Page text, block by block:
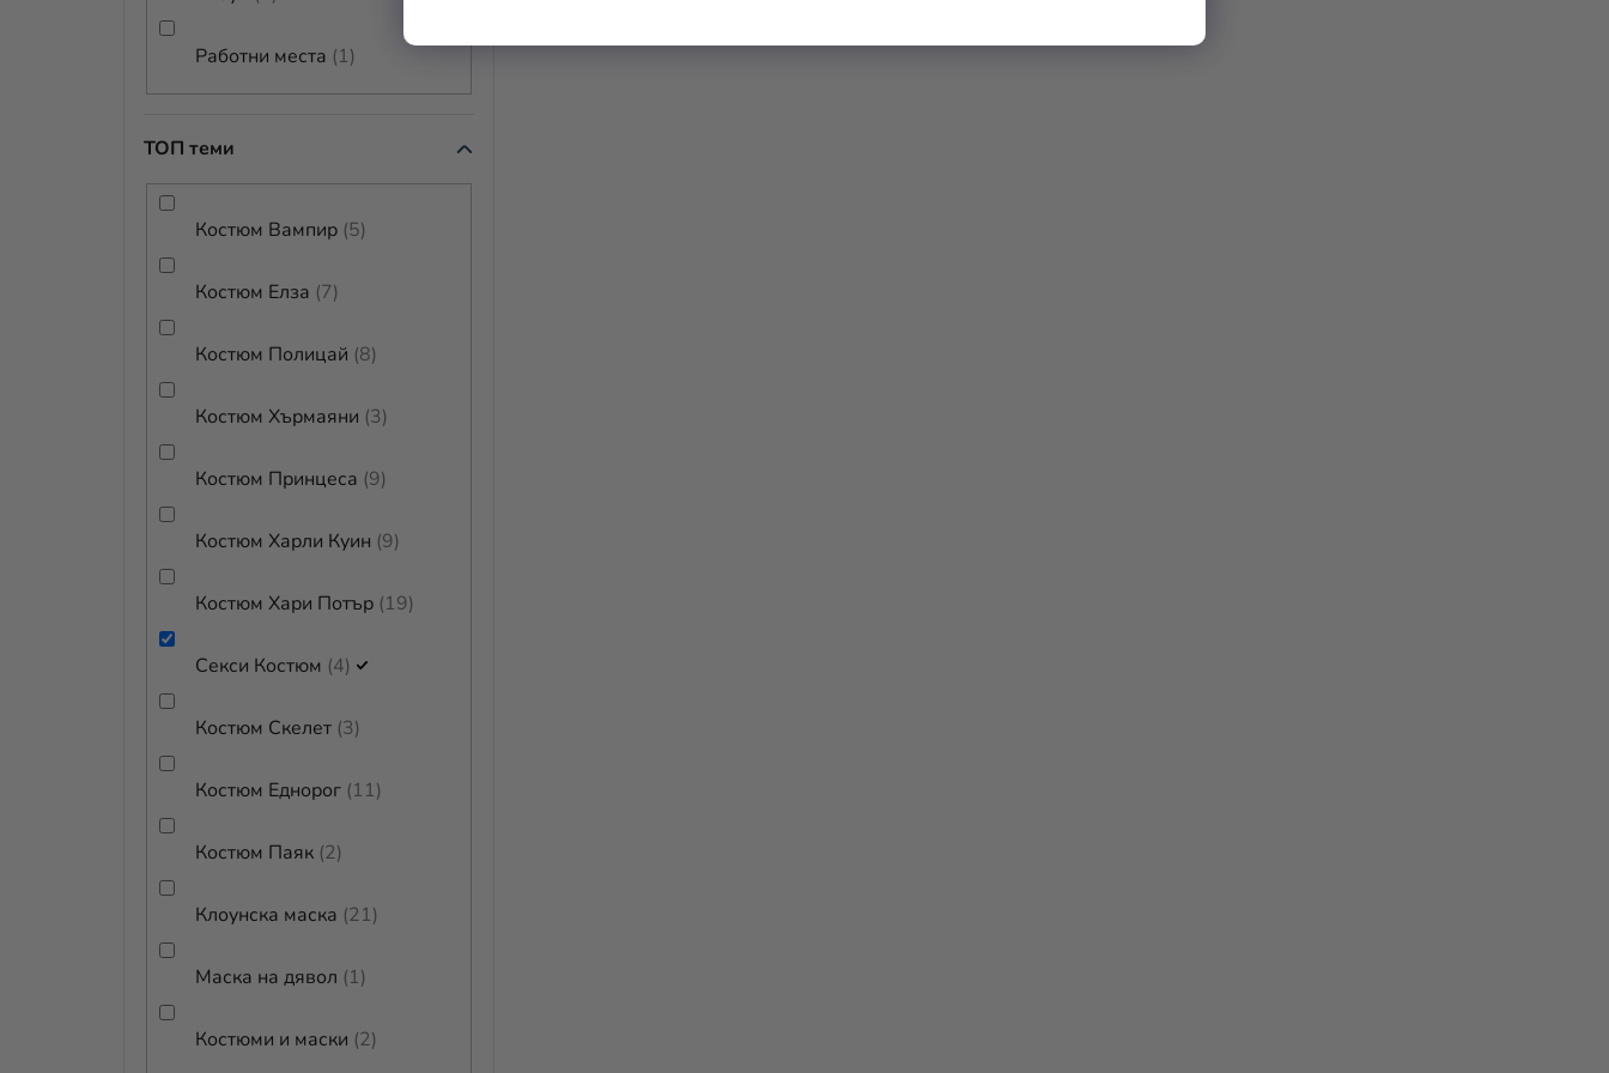
Работни места 1
ТОП теми
Костюм Вампир 5
Костюм Елза 7
Костюм Полицай 8
Костюм Хърмаяни 3
Костюм Принцеса 9
Костюм Харли Куин 9
Костюм Хари Потър 19
Секси Костюм 4
Костюм Скелет 3
Костюм Еднорог 11
Костюм Паяк 2
Клоунска маска 21
Маска на дявол 1
Костюми и маски 2